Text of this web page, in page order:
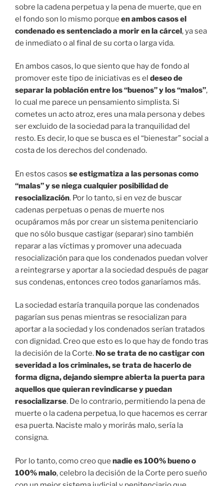
sobre la cadena perpetua y la pena de muerte, que en
el fondo son lo mismo porque en ambos casos el
condenado es sentenciado a morir en la cárcel, ya sea
de inmediato o al final de su corta o larga vida.
En ambos casos, lo que siento que hay de fondo al
promover este tipo de iniciativas es el deseo de
separar la población entre los “buenos” y los “malos”,
lo cual me parece un pensamiento simplista. Si
cometes un acto atroz, eres una mala persona y debes
ser excluido de la sociedad para la tranquilidad del
resto. Es decir, lo que se busca es el “bienestar” social a
costa de los derechos del condenado.
En estos casos se estigmatiza a las personas como
“malas” y se niega cualquier posibilidad de
resocialización. Por lo tanto, si en vez de buscar
cadenas perpetuas o penas de muerte nos
ocupáramos más por crear un sistema penitenciario
que no sólo busque castigar (separar) sino también
reparar a las víctimas y promover una adecuada
resocialización para que los condenados puedan volver
a reintegrarse y aportar a la sociedad después de pagar
sus condenas, entonces creo todos ganaríamos más.
La sociedad estaría tranquila porque las condenados
pagarían sus penas mientras se resocializan para
aportar a la sociedad y los condenados serían tratados
con dignidad. Creo que esto es lo que hay de fondo tras
la decisión de la Corte. No se trata de no castigar con
severidad a los criminales, se trata de hacerlo de
forma digna, dejando siempre abierta la puerta para
aquellos que quieran revindicarse y puedan
resocializarse. De lo contrario, permitiendo la pena de
muerte o la cadena perpetua, lo que hacemos es cerrar
esa puerta. Naciste malo y morirás malo, sería la
consigna.
Por lo tanto, como creo que nadie es 100% bueno o
100% malo, celebro la decisión de la Corte pero sueño